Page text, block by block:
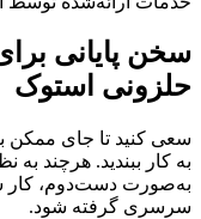
سخن پایانی
حلزونی استوک
سعی کنید تا جای ممکن
به کار ببندید. هرچند
به‌صورت دست‌دوم، کار
سرسری گرفته شود.